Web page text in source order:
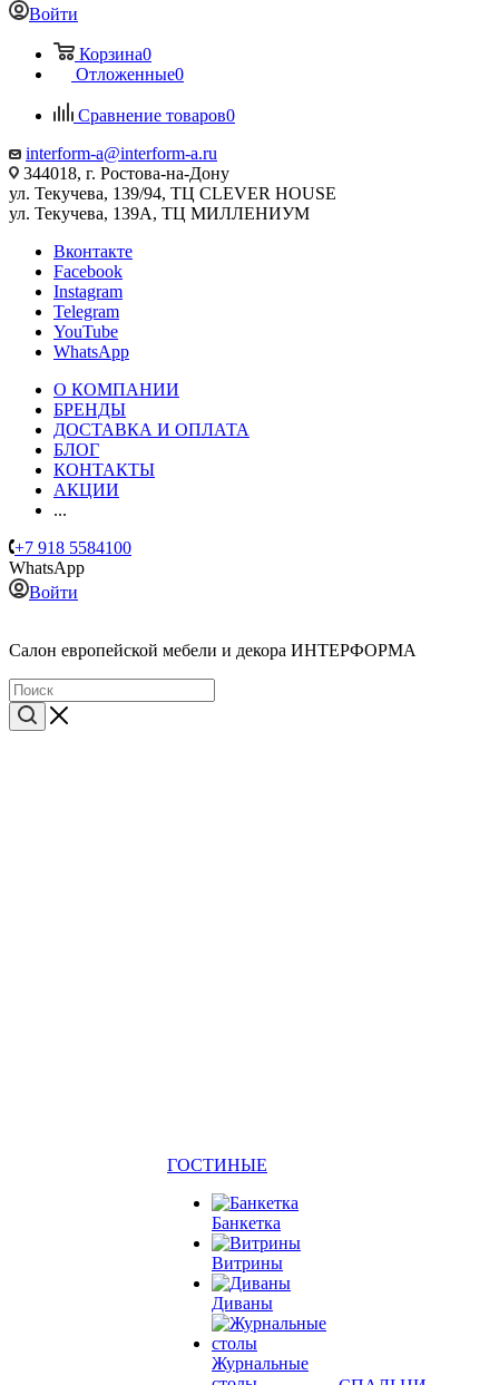
Войти
Корзина0
Отложенные0
Сравнение товаров0
interform-a@interform-a.ru
344018, г. Ростова-на-Дону
ул. Текучева, 139/94, ТЦ CLEVER HOUSE
ул. Текучева, 139А, ТЦ МИЛЛЕНИУМ
Вконтакте
Facebook
Instagram
Telegram
YouTube
WhatsApp
О КОМПАНИИ
БРЕНДЫ
ДОСТАВКА И ОПЛАТА
БЛОГ
КОНТАКТЫ
АКЦИИ
...
+7 918 5584100
WhatsApp
Войти
Cалон европейской мебели и декора ИНТЕРФОРМА
ГОСТИНЫЕ
Банкетка
Витрины
Диваны
Журнальные